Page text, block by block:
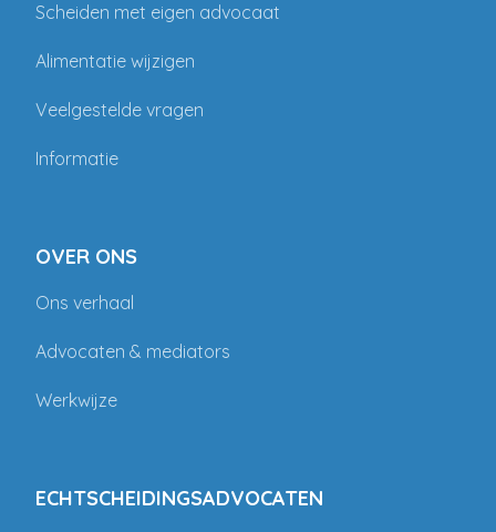
Scheiden met eigen advocaat
Alimentatie wijzigen
Veelgestelde vragen
Informatie
OVER ONS
Ons verhaal
Advocaten & mediators
Werkwijze
ECHTSCHEIDINGSADVOCATEN